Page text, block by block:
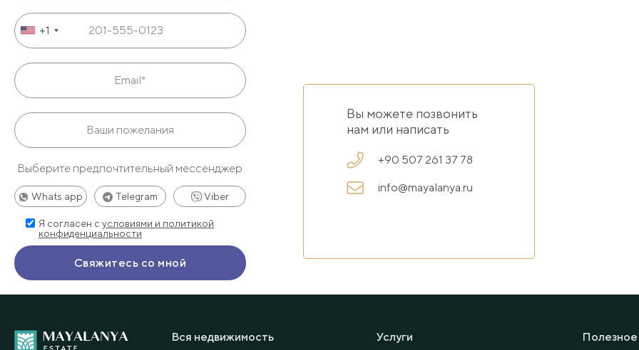
+1
Выберите предпочтительный мессенджер
Whats app Telegram Viber
Я согласен с условиями и политикой
конфиденциальности
Вы можете позвонить
нам или написать
+90 507 261 37 78
info@mayalanya.ru
Вся недвижимость Услуги Полезное